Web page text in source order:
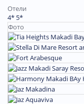
Отели
4* 5*
Фото